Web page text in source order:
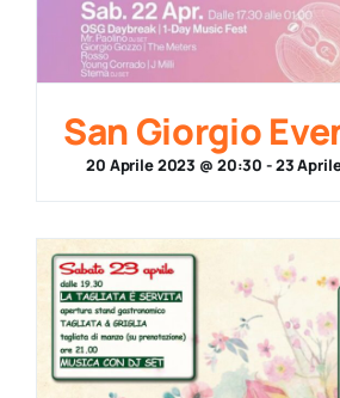
San Giorgio
20 Aprile 2023 @ 20:30 -23